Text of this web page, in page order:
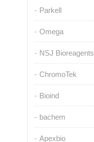
Parkell
Omega
NSJ Bioreagents
ChromoTek
Bioind
bachem
Apexbio